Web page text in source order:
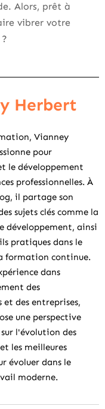
Alors, prêt à
vibrer votre
Herbert
Vianney
pour
le développement
professionnelles. À
il partage son
sujets clés comme la
développement, ainsi
pratiques dans le
formation continue.
dans
des
et des entreprises,
une perspective
l'évolution des
les meilleures
évoluer dans le
moderne.